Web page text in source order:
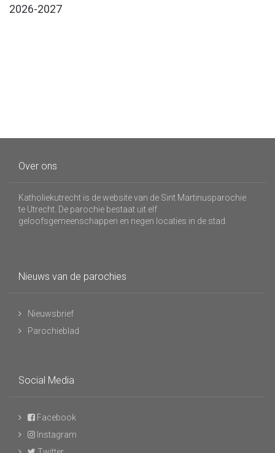
2026-2027
Over ons
Katholiekutrecht is de website van de Sint Martinusparochie
te Utrecht. De parochie bestaat uit elf
geloofsgemeenschappen en negen locaties in de stad.
Nieuws van de parochies
Nieuwsbrief
Parochieblad
Social Media
Facebook
Instagram